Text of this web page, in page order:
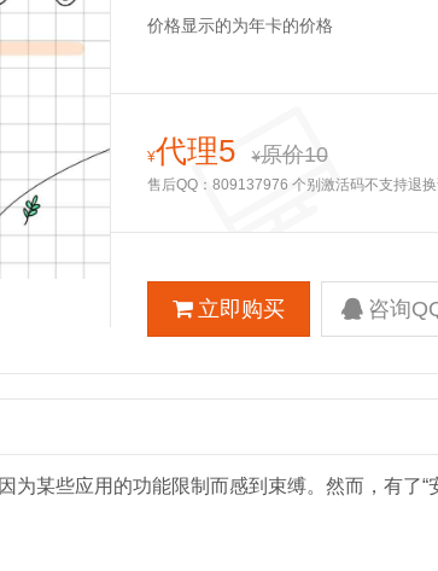
卡授权-24小时退换
价格显示的为年卡的价格
¥代理5 ¥原价10
售后QQ：809137976 个别激活码不支持退
立即购买 咨询
某些应用的功能限制而感到束缚。然而，有了“